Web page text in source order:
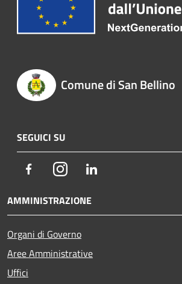
Comune di San Bellino
SEGUICI SU
FacebookInstagram
AMMINISTRAZIONE
Organi di Governo
Aree Amministrative
Uffici